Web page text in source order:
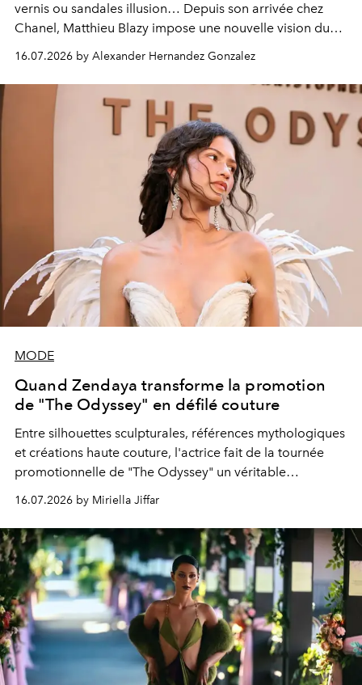
vernis ou sandales illusion… Depuis son arrivée chez
Chanel, Matthieu Blazy impose une nouvelle vision du
soulier, entre hommage aux codes historiques de la
maison et audace contemporaine.
16.07.2026 by Alexander Hernandez Gonzalez
MODE
Quand Zendaya transforme la promotion
de "The Odyssey" en défilé couture
Entre silhouettes sculpturales, références mythologiques
et créations haute couture, l'actrice fait de la tournée
promotionnelle de "The Odyssey" un véritable
hommage à la Grèce antique.
16.07.2026 by Miriella Jiffar